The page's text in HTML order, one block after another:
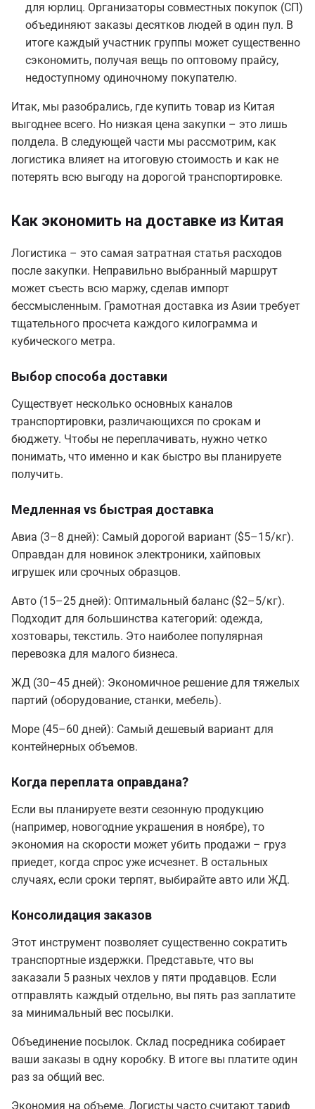
для юрлиц. Организаторы совместных покупок (СП)
объединяют заказы десятков людей в один пул. В
итоге каждый участник группы может существенно
сэкономить, получая вещь по оптовому прайсу,
недоступному одиночному покупателю.
Итак, мы разобрались, где купить товар из Китая
выгоднее всего. Но низкая цена закупки – это лишь
полдела. В следующей части мы рассмотрим, как
логистика влияет на итоговую стоимость и как не
потерять всю выгоду на дорогой транспортировке.
Как экономить на доставке из Китая
Логистика – это самая затратная статья расходов
после закупки. Неправильно выбранный маршрут
может съесть всю маржу, сделав импорт
бессмысленным. Грамотная доставка из Азии требует
тщательного просчета каждого килограмма и
кубического метра.
Выбор способа доставки
Существует несколько основных каналов
транспортировки, различающихся по срокам и
бюджету. Чтобы не переплачивать, нужно четко
понимать, что именно и как быстро вы планируете
получить.
Медленная vs быстрая доставка
Авиа (3–8 дней): Самый дорогой вариант ($5–15/кг).
Оправдан для новинок электроники, хайповых
игрушек или срочных образцов.
Авто (15–25 дней): Оптимальный баланс ($2–5/кг).
Подходит для большинства категорий: одежда,
хозтовары, текстиль. Это наиболее популярная
перевозка для малого бизнеса.
ЖД (30–45 дней): Экономичное решение для тяжелых
партий (оборудование, станки, мебель).
Море (45–60 дней): Самый дешевый вариант для
контейнерных объемов.
Когда переплата оправдана?
Если вы планируете везти сезонную продукцию
(например, новогодние украшения в ноябре), то
экономия на скорости может убить продажи – груз
приедет, когда спрос уже исчезнет. В остальных
случаях, если сроки терпят, выбирайте авто или ЖД.
Консолидация заказов
Этот инструмент позволяет существенно сократить
транспортные издержки. Представьте, что вы
заказали 5 разных чехлов у пяти продавцов. Если
отправлять каждый отдельно, вы пять раз заплатите
за минимальный вес посылки.
Объединение посылок. Склад посредника собирает
ваши заказы в одну коробку. В итоге вы платите один
раз за общий вес.
Экономия на объеме. Логисты часто считают тариф